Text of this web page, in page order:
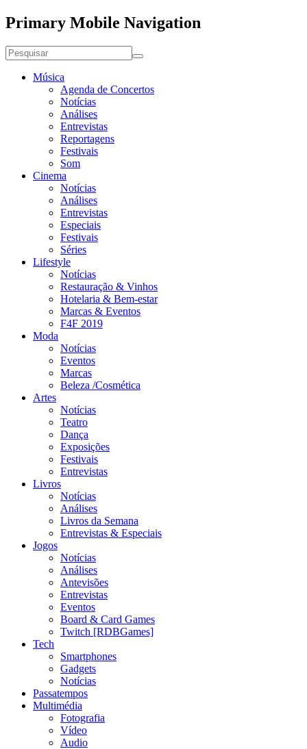
Primary Mobile Navigation
Música
Agenda de Concertos
Notícias
Análises
Entrevistas
Reportagens
Festivais
Som
Cinema
Notícias
Análises
Entrevistas
Especiais
Festivais
Séries
Lifestyle
Notícias
Restauração & Vinhos
Hotelaria & Bem-estar
Marcas & Eventos
F4F 2019
Moda
Notícias
Eventos
Marcas
Beleza /Cosmética
Artes
Notícias
Teatro
Dança
Exposições
Festivais
Entrevistas
Livros
Notícias
Análises
Livros da Semana
Entrevistas & Especiais
Jogos
Notícias
Análises
Antevisões
Entrevistas
Eventos
Board & Card Games
Twitch [RDBGames]
Tech
Smartphones
Gadgets
Notícias
Passatempos
Multimédia
Fotografia
Vídeo
Audio